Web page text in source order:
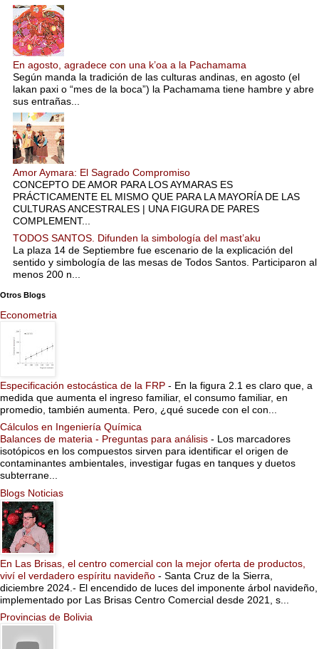
En agosto, agradece con una k’oa a la Pachamama
Según manda la tradición de las culturas andinas, en agosto (el
lakan paxi o “mes de la boca”) la Pachamama tiene hambre y abre
sus entrañas...
Amor Aymara: El Sagrado Compromiso
CONCEPTO DE AMOR PARA LOS AYMARAS ES
PRÁCTICAMENTE EL MISMO QUE PARA LA MAYORÍA DE LAS
CULTURAS ANCESTRALES | UNA FIGURA DE PARES
COMPLEMENT...
TODOS SANTOS. Difunden la simbología del mast’aku
La plaza 14 de Septiembre fue escenario de la explicación del
sentido y simbología de las mesas de Todos Santos. Participaron al
menos 200 n...
Otros Blogs
Econometria
Especificación estocástica de la FRP - En la figura 2.1 es claro que, a
medida que aumenta el ingreso familiar, el consumo familiar, en
promedio, también aumenta. Pero, ¿qué sucede con el con...
Cálculos en Ingeniería Química
Balances de materia - Preguntas para análisis - Los marcadores
isotópicos en los compuestos sirven para identificar el origen de
contaminantes ambientales, investigar fugas en tanques y duetos
subterrane...
Blogs Noticias
En Las Brisas, el centro comercial con la mejor oferta de productos,
viví el verdadero espíritu navideño - Santa Cruz de la Sierra,
diciembre 2024.- El encendido de luces del imponente árbol navideño,
implementado por Las Brisas Centro Comercial desde 2021, s...
Provincias de Bolivia